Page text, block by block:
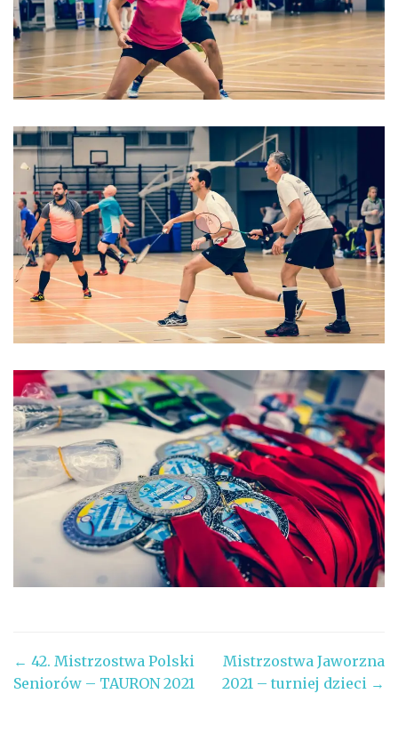
Post
navigation
← 42. Mistrzostwa Polski
Seniorów – TAURON 2021
Mistrzostwa Jaworzna
2021 – turniej dzieci →